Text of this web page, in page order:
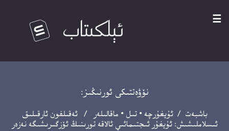
☰
نۆۋەتتىكى ئورنىڭىز:
باشبەت /ئۇيغۇرچە •تىل • ماقالىلەر
/ ئەقىلفون ئارقىلىق
ئىسلاملىشىش: ئۇيغۇر ئىجتىمائىي ئالاقە تورىنىڭ ئۆزگىرىشىگە نەزەر